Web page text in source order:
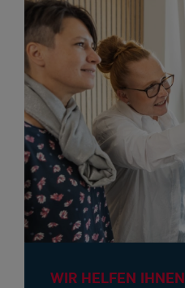
WIR HELFEN IHNEN